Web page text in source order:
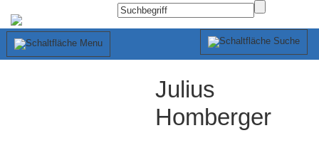
Julius
Homberger